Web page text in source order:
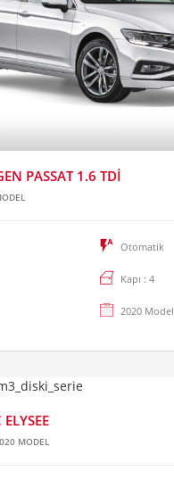
PASSAT 1.6 TDI
Otomatik
Kapı : 4
2020 Model
MODEL